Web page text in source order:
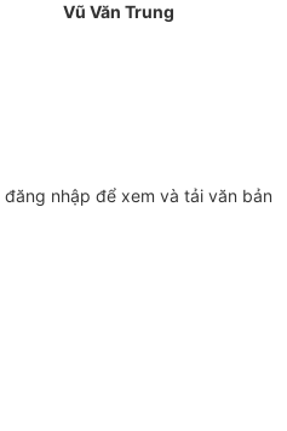
Vũ Văn Trung
đăng nhập để xem và tải văn bản